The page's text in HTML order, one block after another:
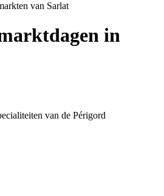
van Sarlat
in
van de Périgord